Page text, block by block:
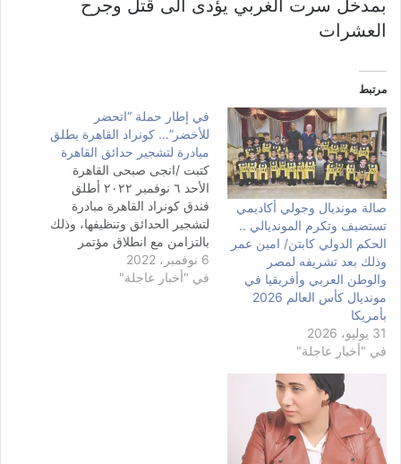
بمدخل سرت الغربي يؤدى الى قتل وجرح
العشرات
مرتبط
صالة مونديال وجولي أكاديمي
تستضيف وتكرم المونديالي ..
الحكم الدولي كابتن/ امين عمر
وذلك بعد تشريفه لمصر
والوطن العربي وأفريقيا في
مونديال كأس العالم 2026
بأمريكا
31 يوليو، 2026
في "أخبار عاجلة"
في إطار حملة “اتحضر
للأخضر”… كونراد القاهرة يطلق
مبادرة لتشجير حدائق القاهرة
كتبت /انجى صبحى القاهرة
الأحد ٦ نوفمبر ٢٠٢٢ أطلق
فندق كونراد القاهرة مبادرة
لتشجير الحدائق وتنظيفها، وذلك
بالتزامن مع انطلاق مؤتمر
المصرية " اتحضر للأخضر"،
6 نوفمبر، 2022
في "أخبار عاجلة"